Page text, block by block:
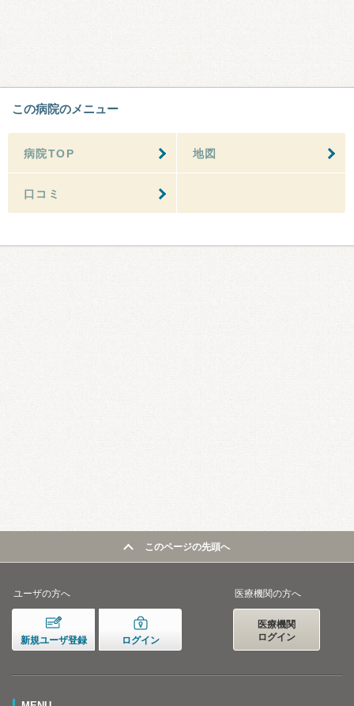
この病院のメニュー
病院TOP 地図
口コミ
このページの先頭へ
ユーザの方へ
新規ユーザ登録 ログイン
医療機関の方へ
医療機関
ログイン